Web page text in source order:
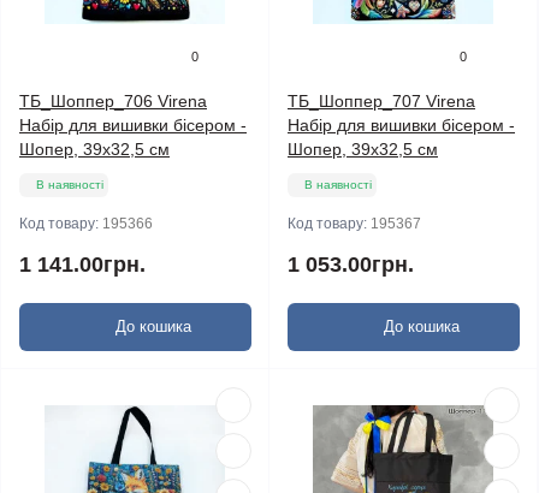
0
ТБ_Шоппер_706 Virena
Набір для вишивки бісером -
Шопер, 39x32,5 см
В наявності
Код товару: 195366
1 141.00грн.
До кошика
0
ТБ_Шоппер_707 Virena
Набір для вишивки бісером -
Шопер, 39x32,5 см
В наявності
Код товару: 195367
1 053.00грн.
До кошика